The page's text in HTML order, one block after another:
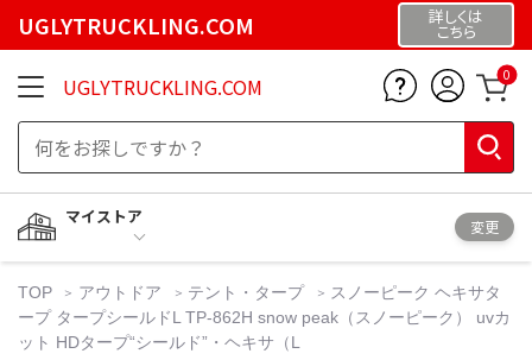
UGLYTRUCKLING.COM 詳しくは
こちら
UGLYTRUCKLING.COM 0
マイストア
変更
TOP アウトドア テント・タープ
スノーピーク ヘキサタ
ープ タープシールドL TP-862H snow peak（スノーピーク） uvカ
ット HDタープ“シールド”・ヘキサ（L